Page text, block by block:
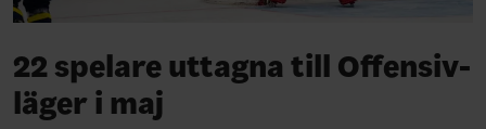
22 spelare uttagna till Offensiv-
läger i maj